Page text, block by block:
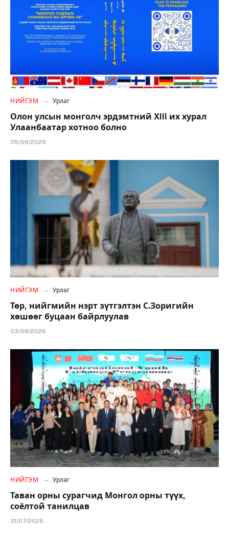
НИЙГЭМ Урлаг
Олон улсын монголч эрдэмтний XIII их хурал
Улаанбаатар хотноо болно
05/08/2026
НИЙГЭМ Урлаг
Төр, нийгмийн нэрт зүтгэлтэн С.Зоригийн
хөшөөг буцаан байрлуулав
03/08/2026
НИЙГЭМ Урлаг
Таван орны сурагчид Монгол орны түүх,
соёлтой танилцав
31/07/2026